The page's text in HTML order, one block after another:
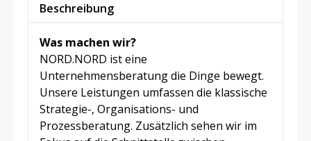
Beschreibung
Was machen wir?
NORD.NORD ist eine
Unternehmensberatung die Dinge bewegt.
Unsere Leistungen umfassen die klassische
Strategie-, Organisations- und
Prozessberatung. Zusätzlich sehen wir im